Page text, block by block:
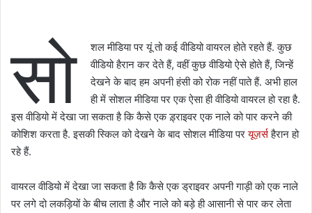
सो
शल मीडिया पर यूं तो कई वीडियो वायरल होते रहते हैं. कुछ
वीडियो हैरान कर देते हैं, वहीं कुछ वीडियो ऐसे होते हैं, जिन्हें
देखने के बाद हम अपनी हंसी को रोक नहीं पाते हैं. अभी हाल
ही में सोशल मीडिया पर एक ऐसा ही वीडियो वायरल हो रहा है.
इस वीडियो में देखा जा सकता है कि कैसे एक ड़्राइवर एक नाले को पार करने की
कोशिश करता है. इसकी स्किल को देखने के बाद सोशल मीडिया परयूज़र्सहैरान हो
रहे हैं.
वायरल वीडियो में देखा जा सकता है कि कैसे एक ड्राइवर अपनी गाड़ी को एक नाले
पर लगे दो लकड़ियों के बीच लाता है और नाले को बड़े ही आसानी से पार कर लेता